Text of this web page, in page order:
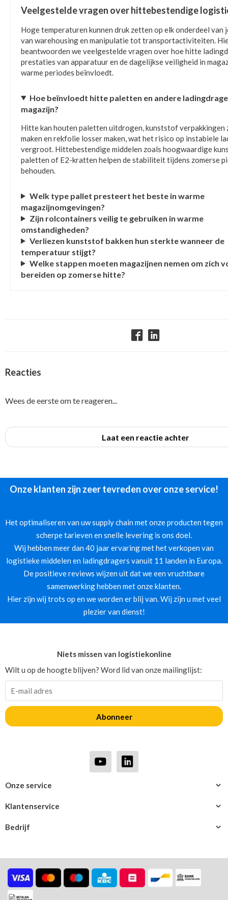
Veelgestelde vragen over hittebestendige
Hoge temperaturen kunnen druk zetten op elk onderdeel van
van warehousing en manipulatie tot transportactiviteiten.
beantwoorden we veelgestelde vragen over hoe hitte
prestaties van apparatuur en de dagelijkse veiligheid in
warme periodes beïnvloedt.
Hoe beïnvloedt hitte paletten en andere
magazijn?
Hitte kan houten paletten uitdrogen, kunststof verpakkingen
maken en rekfolie losser maken, wat het risico op instabiele
vergroot. Hittebestendige middelen zoals hoogwaardige
paletten of E2-kratten helpen de stabiliteit tijdens zomerse
behouden.
Welk type pallet presteert het beste in warme
magazijnomgevingen?
Zijn rolcontainers veilig te gebruiken in warme
omstandigheden?
Verliezen kunststof bakken hun sterkte wanneer de
temperatuur stijgt?
Welke stappen moeten magazijnen nemen om zich
bereiden op zomerse hitte?
Reacties
Wees de eerste om te reageren...
Laat een reactie achter
Onze klanten zijn zeer tevreden over onze service!
Het optimaliseren van uw supply chain met onze producten tegen
scherpe tarieven en snelle levering is ons doel.
Wij hebben meer dan 40 jaar ervaring met het verkopen van
logistieke middelen en ladingdragers vanuit 11 landen in Europa.
De positieve reviews wijzen uit dat we een vruchtbare
samenwerking hebben met onze klanten.
Hier zijn wij trots op en we worden er blij van. Wij zijn u met veel
plezier van dienst!
Bedrijf
Klantenservice
Onze service
Niets missen van logistiekonline
Wilt u op de hoogte blijven? Word lid van onze mailinglijst:
Abonneer